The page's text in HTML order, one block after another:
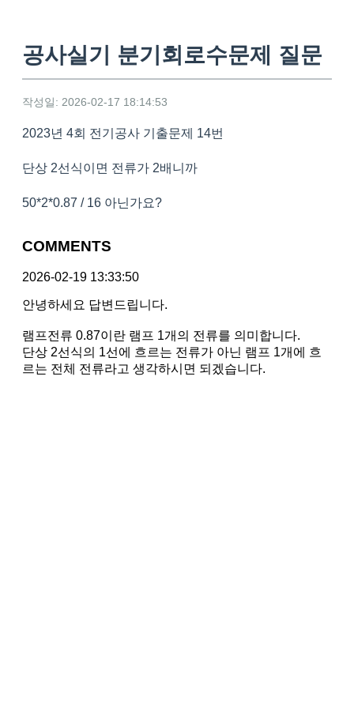
공사실기 분기회로수문제 질문
작성일: 2026-02-17 18:14:53
2023년 4회 전기공사 기출문제 14번
단상 2선식이면 전류가 2배니까
50*2*0.87 / 16 아닌가요?
COMMENTS
2026-02-19 13:33:50
안녕하세요 답변드립니다.
램프전류 0.87이란 램프 1개의 전류를 의미합니다.
단상 2선식의 1선에 흐르는 전류가 아닌 램프 1개에 흐
르는 전체 전류라고 생각하시면 되겠습니다.